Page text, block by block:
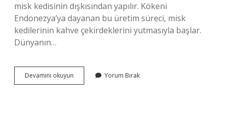
misk kedisinin dışkısından yapılır. Kökeni
Endonezya’ya dayanan bu üretim süreci, misk
kedilerinin kahve çekirdeklerini yutmasıyla başlar.
Dünyanın…
Devamını okuyun Dünyanın
En
Yorum Bırak